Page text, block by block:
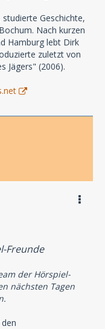
Geschichte,
Nach kurzen
Hamburg lebt Dirk
zuletzt von
Jägers" (2006).
Freunde
der Hörspiel-
nächsten Tagen